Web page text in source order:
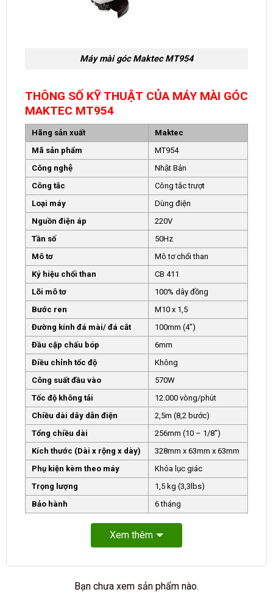
Máy mài góc Maktec MT954
THÔNG SỐ KỸ THUẬT CỦA MÁY MÀI GÓC
MAKTEC MT954
Hãng sản xuất
Maktec
Mã sản phẩm
MT954
Công nghệ
Nhật Bản
Công tắc
Công tắc trượt
Loại máy
Dùng điện
Nguồn điện áp
220V
Tần số
50Hz
Mô tơ
Mô tơ chổi than
Ký hiệu chổi than
CB 411
Lõi mô tơ
100% dây đồng
Bước ren
M10 x 1,5
Đường kính đá mài/ đá cắt
100mm (4″)
Đầu cặp chấu bóp
6mm
Điều chỉnh tốc độ
Không
Công suất đầu vào
570W
Tốc độ không tải
12.000 vòng/phút
Chiều dài dây dẫn điện
2,5m (8,2 bước)
Tổng chiều dài
256mm (10 – 1/8″)
Kích thước (Dài x rộng x dày)
328mm x 63mm x 63mm
Phụ kiện kèm theo máy
Khóa lục giác
Trọng lượng
1,5 kg (3,3lbs)
Bảo hành
6 tháng
Xem thêm
Bạn chưa xem sản phẩm nào.